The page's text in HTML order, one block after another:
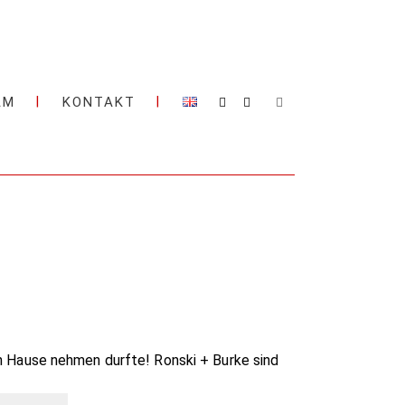
KONTAKT
nehmen durfte! Ronski + Burke sind